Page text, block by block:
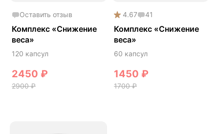
Онколинейка
Онкопротектор
Орех чёрный
Острое зрение
Память
Поддержка иммунитета
Оставить отзыв
Комплекс «Снижение
веса»
120 капсул
2450 ₽
2900₽
4.67 41
Комплекс «Снижение
веса»
60 капсул
1450 ₽
1700₽